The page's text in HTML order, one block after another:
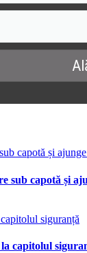
capotă și
capitolul